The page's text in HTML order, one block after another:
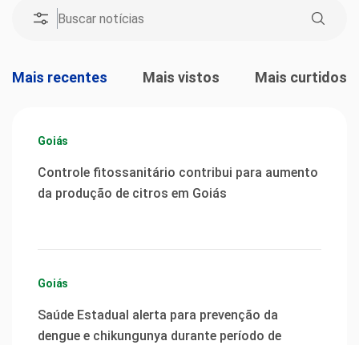
Mais recentes Mais vistos Mais curtidos
Goiás
Controle fitossanitário contribui para aumento
da produção de citros em Goiás
Goiás
Saúde Estadual alerta para prevenção da
dengue e chikungunya durante período de